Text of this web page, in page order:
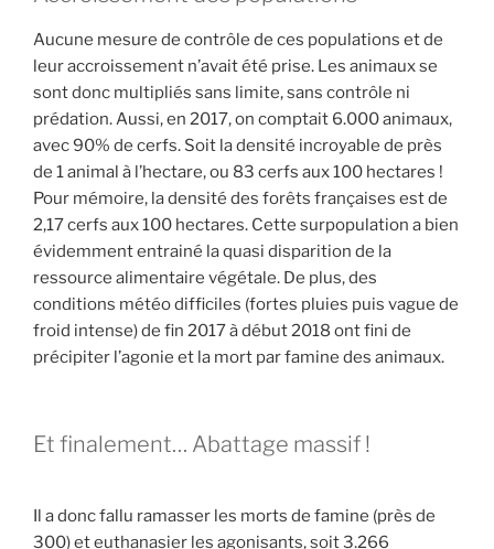
Aucune mesure de contrôle de ces populations et de
leur accroissement n’avait été prise. Les animaux se
sont donc multipliés sans limite, sans contrôle ni
prédation. Aussi, en 2017, on comptait 6.000 animaux,
avec 90% de cerfs. Soit la densité incroyable de près
de 1 animal à l’hectare, ou 83 cerfs aux 100 hectares !
Pour mémoire, la densité des forêts françaises est de
2,17 cerfs aux 100 hectares. Cette surpopulation a bien
évidemment entrainé la quasi disparition de la
ressource alimentaire végétale. De plus, des
conditions météo difficiles (fortes pluies puis vague de
froid intense) de fin 2017 à début 2018 ont fini de
précipiter l’agonie et la mort par famine des animaux.
Et finalement… Abattage massif !
Il a donc fallu ramasser les morts de famine (près de
300) et euthanasier les agonisants, soit 3.266